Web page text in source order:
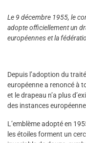
Le 9 décembre 1955, le
adopte officiellement un
européennes et la
Depuis l’adoption du
européenne a renoncé à
et le drapeau n’a plus
des instances
L’emblème adopté en
les étoiles forment un